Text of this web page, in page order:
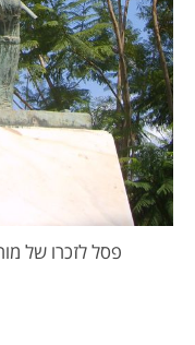
פסל לזכרו של